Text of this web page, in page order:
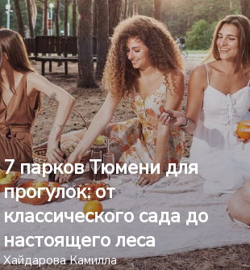
7 парков Тюмени для
прогулок: от
классического сада до
настоящего леса
Хайдарова Камилла